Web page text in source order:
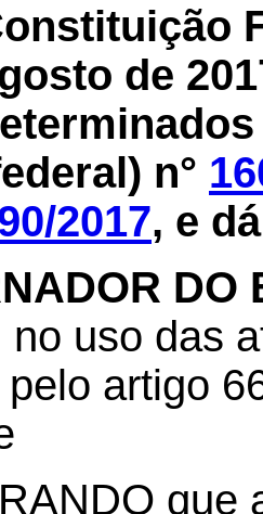
de
n°
2017, e
DO
no uso das
artigo
que